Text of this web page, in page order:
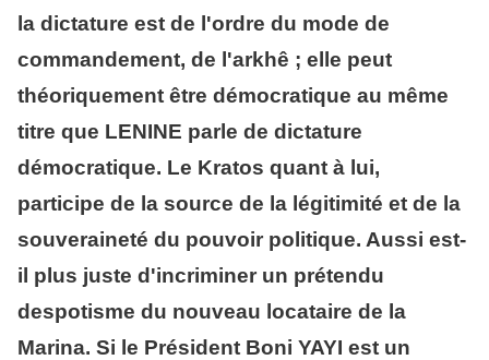
la dictature est de l'ordre du mode de
commandement, de l'arkhê ; elle peut
théoriquement être démocratique au même
titre que LENINE parle de dictature
démocratique. Le Kratos quant à lui,
participe de la source de la légitimité et de la
souveraineté du pouvoir politique. Aussi est-
il plus juste d'incriminer un prétendu
despotisme du nouveau locataire de la
Marina. Si le Président Boni YAYI est un